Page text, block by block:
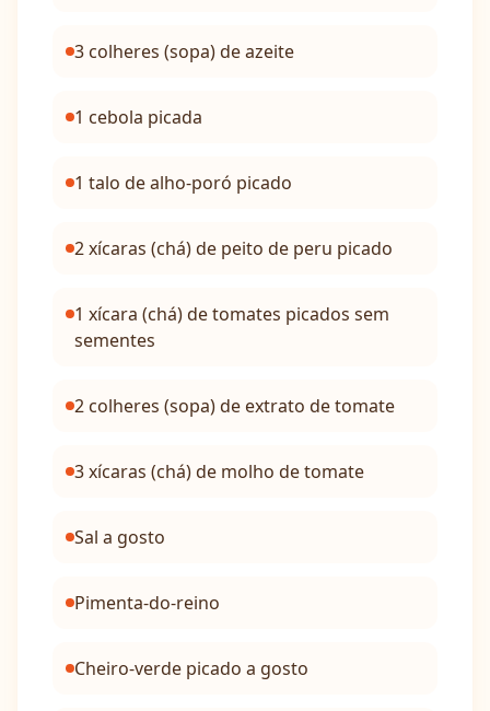
3 colheres (sopa) de azeite
1 cebola picada
1 talo de alho-poró picado
2 xícaras (chá) de peito de peru picado
1 xícara (chá) de tomates picados sem
sementes
2 colheres (sopa) de extrato de tomate
3 xícaras (chá) de molho de tomate
Sal a gosto
Pimenta-do-reino
Cheiro-verde picado a gosto